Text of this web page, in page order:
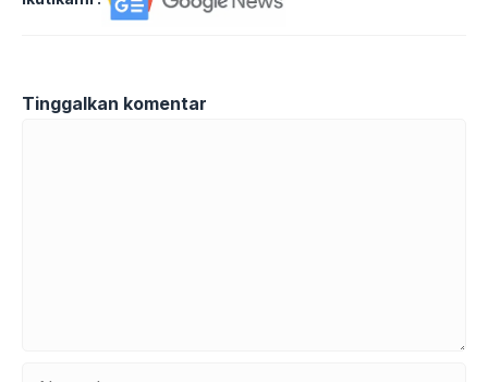
Tinggalkan komentar